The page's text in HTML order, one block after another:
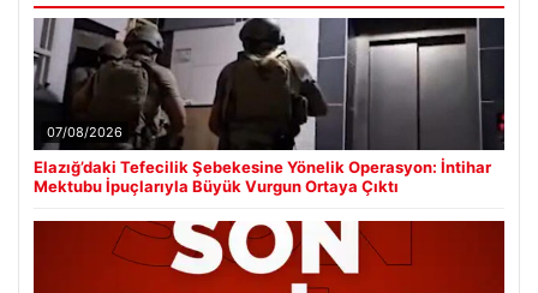
07/08/2026
Elazığ’daki Tefecilik Şebekesine Yönelik Operasyon: İntihar
Mektubu İpuçlarıyla Büyük Vurgun Ortaya Çıktı